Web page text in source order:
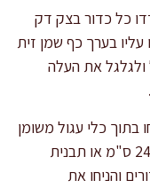
כל כדור בצק דק
בערך כף שמן זית
ולגלגל את העלה
בתוך כלי עגול משומן
(נוהגים להשתמש בסיר יציקה בקוטר 24 ס"מ או תבנית
והניחו את